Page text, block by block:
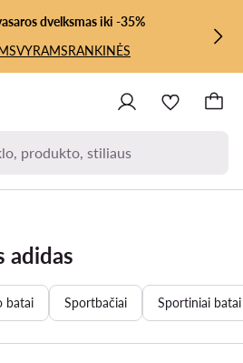
TURINIO
dvelksmas iki -35%
VYRAMSRANKINĖS
produkto, stiliaus
adidas
batai Sportbačiai Sportiniai batai